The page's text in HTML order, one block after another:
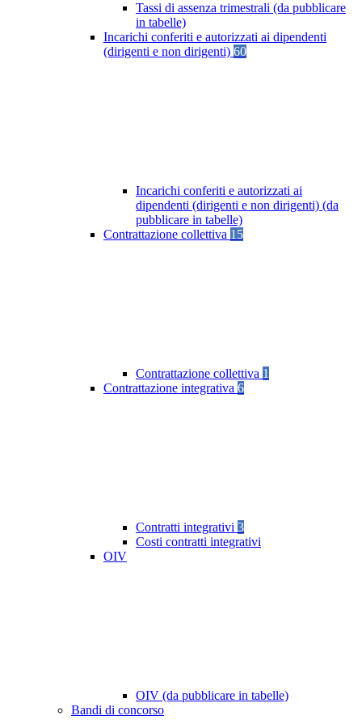
Tassi di assenza trimestrali (da pubblicare
in tabelle)
Incarichi conferiti e autorizzati ai dipendenti
(dirigenti e non dirigenti) 60
Incarichi conferiti e autorizzati ai
dipendenti (dirigenti e non dirigenti) (da
pubblicare in tabelle)
Contrattazione collettiva 15
Contrattazione collettiva 1
Contrattazione integrativa 6
Contratti integrativi 3
Costi contratti integrativi
OIV
OIV (da pubblicare in tabelle)
Bandi di concorso